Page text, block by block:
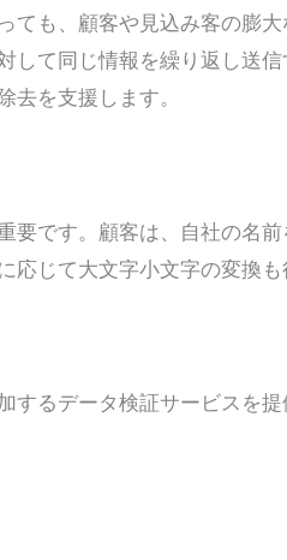
ても、顧客や見込み客の膨
して同じ情報を繰り返し送
去を支援します。
要です。顧客は、自社の名
じて大文字小文字の変換
するデータ検証サービスを